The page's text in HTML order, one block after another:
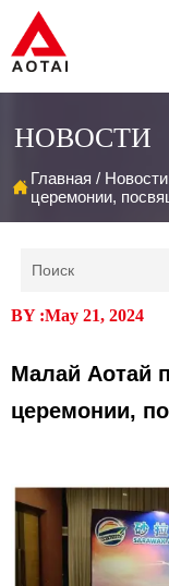
НОВОСТИ
Главная / Новости
церемонии,
BY :May 21, 2024
Малай Аотай
церемонии,